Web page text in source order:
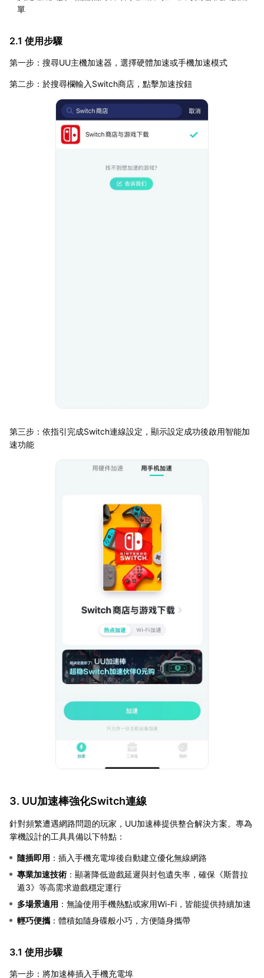
單
2.1 使用步驟
第一步：搜尋UU主機加速器，選擇硬體加速或手機加速模式
第二步：於搜尋欄輸入Switch商店，點擊加速按鈕
第三步：依指引完成Switch連線設定，顯示設定成功後啟用智能加
速功能
3. UU加速棒強化Switch連線
針對頻繁遭遇網路問題的玩家，UU加速棒提供整合解決方案。專為
掌機設計的工具具備以下特點：
隨插即用 ：插入手機充電埠後自動建立優化無線網路
專業加速技術 ：顯著降低遊戲延遲與封包遺失率，確保《斯普拉
遁3》等高需求遊戲穩定運行
多場景適用 ：無論使用手機熱點或家用Wi-Fi，皆能提供持續加速
輕巧便攜 ：體積如隨身碟般小巧，方便隨身攜帶
3.1 使用步驟
第一步：將加速棒插入手機充電埠